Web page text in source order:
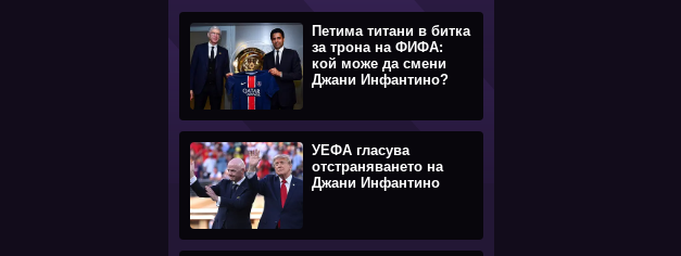
Петима титани в битка
за трона на ФИФА:
кой може да смени
Джани Инфантино?
УЕФА гласува
отстраняването на
Джани Инфантино